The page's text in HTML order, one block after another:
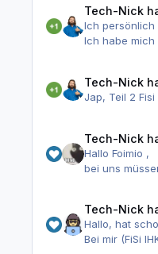
rausgestellt,
und
sich dabei
Tech-Nick
Ich persönlich
Ich habe mich
Prüfungen
Tech-Nick
Jap, Teil 2
Tech-Nick
Hallo Foimio ,
bei uns
Unsere
Du bist also
Tech-Nick
Hallo, hat
Bei mir (FiSi